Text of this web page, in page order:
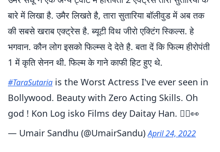
बारे में लिखा है. उमैर लिखते है, तारा सुतारिया बॉलीवुड में अब तक
की सबसे खराब एक्ट्रेस है. ब्यूटी विथ जीरो एक्टिंग स्किल्स. हे
भगवान. कौन लोग इसको फिल्म्स दे देते है. बता दें कि फिल्म हीरोपंती
1 में कृति सेनन थी. फिल्म के गाने काफी हिट हुए थे.
#TaraSutaria is the Worst Actress I've ever seen in
Bollywood. Beauty with Zero Acting Skills. Oh
god ! Kon Log isko Films dey Daitay Han. 🤦‍♂️👀
— Umair Sandhu (@UmairSandu)April 24, 2022